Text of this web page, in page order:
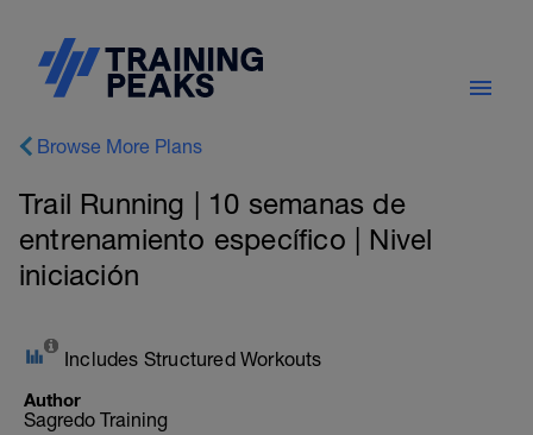
Browse More Plans
Trail Running | 10 semanas de
entrenamiento específico | Nivel
iniciación
Includes Structured Workouts
Author
Sagredo Training